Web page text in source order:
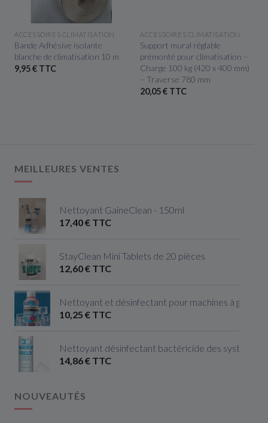
APERÇU RAPIDE
ACCESSOIRES CLIMATISATION
Bande Adhésive isolante
blanche de climatisation 10 m
9,95 € TTC
APERÇU RAPIDE
ACCESSOIRES CLIMATISATION
Support mural réglable
prémonté pour climatisation –
Charge 100 kg (420 x 400 mm)
– Traverse 780 mm
20,05 € TTC
MEILLEURES VENTES
Nettoyant GaineClean - 150ml
17,40 € TTC
StayClean Mini Tablets de 20 pièces
12,60 € TTC
Nettoyant et désinfectant pour machines à
10,25 € TTC
Nettoyant désinfectant bactéricide des systèmes
14,86 € TTC
NOUVEAUTÉS